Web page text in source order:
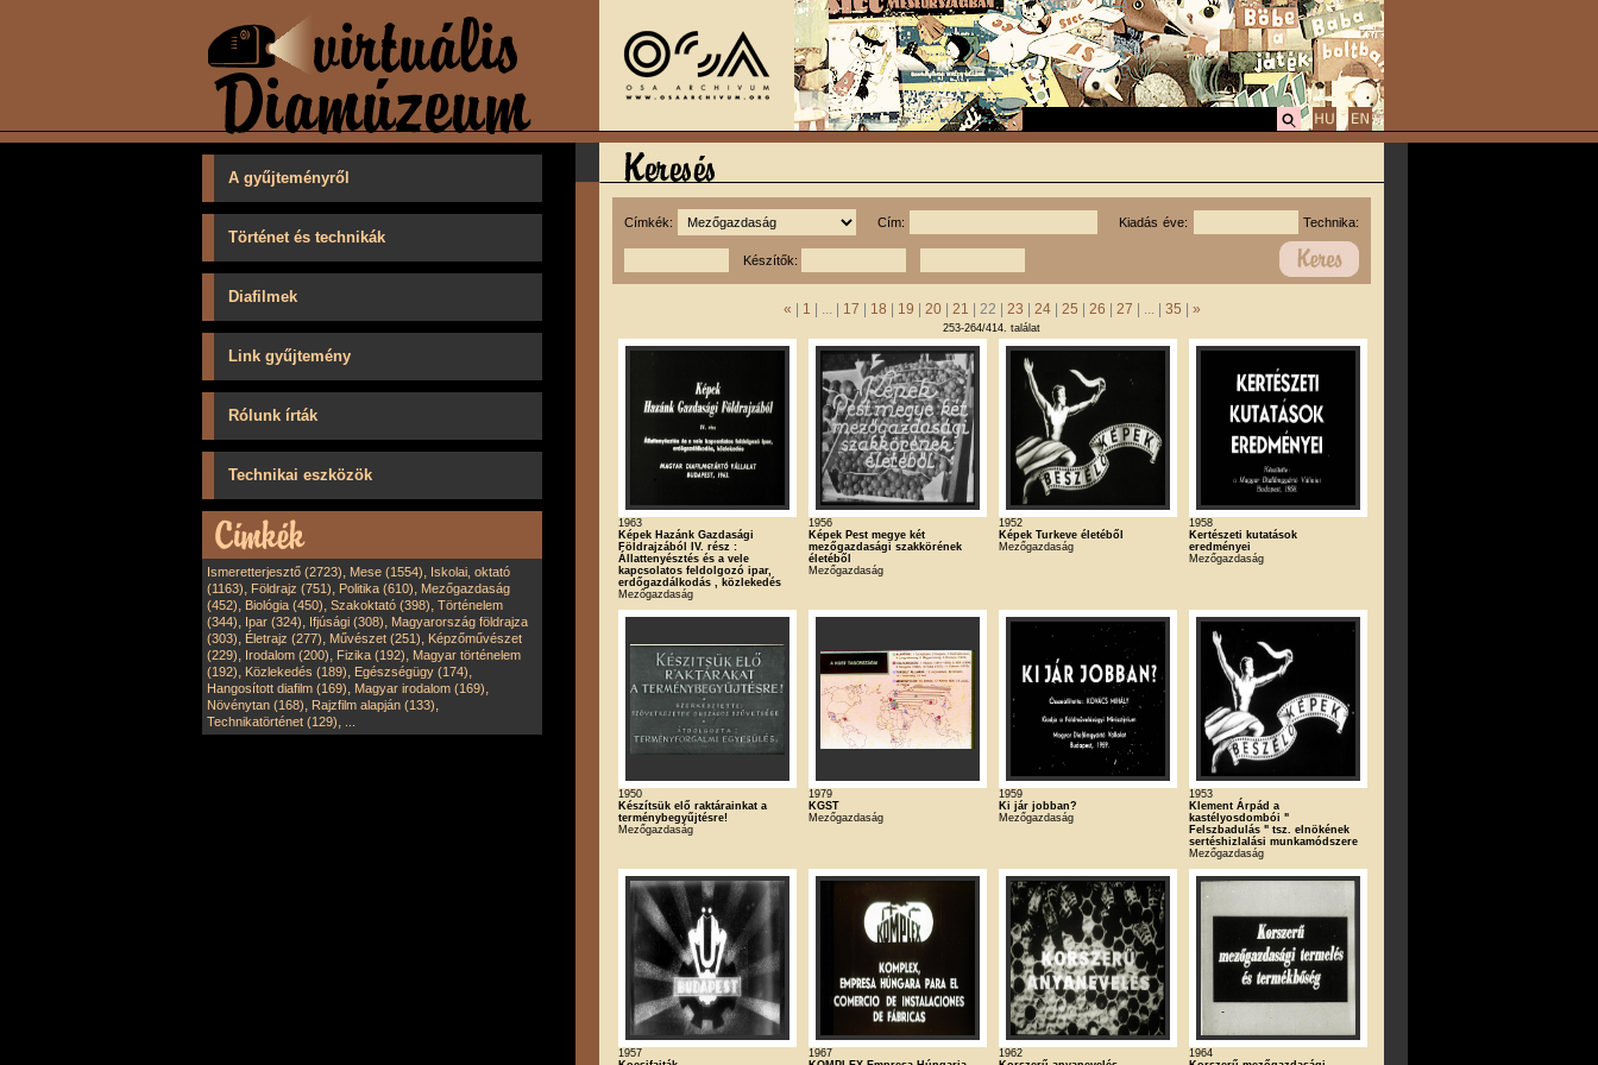
A gyűjteményről
Történet és technikák
Diafilmek
Link gyűjtemény
Rólunk írták
Technikai eszközök
Ismeretterjesztő (2723), Mese (1554), Iskolai, oktató
(1163), Földrajz (751), Politika (610), Mezőgazdaság
(452), Biológia (450), Szakoktató (398), Történelem
(344), Ipar (324), Ifjúsági (308), Magyarország földrajza
(303), Életrajz (277), Művészet (251), Képzőművészet
(229), Irodalom (200), Fizika (192), Magyar történelem
(192), Közlekedés (189), Egészségügy (174),
Hangosított diafilm (169), Magyar irodalom (169),
Növénytan (168), Rajzfilm alapján (133),
Technikatörténet (129),
Címkék: Cím: Kiadás éve: Technika:
Készítők:
« | 1 | ... | 17 | 18 | 19 | 20| 21 | 22 | 23 | 24| 25 | 26 | 27 | ... | 35 | »
253-264/414. találat
1963
Képek Hazánk Gazdasági
Földrajzából IV. rész :
Állattenyésztés és a vele
kapcsolatos feldolgozó ipar,
erdőgazdálkodás , közlekedés
Mezőgazdaság
1956
Képek Pest megye két
mezőgazdasági szakkörének
életéből
Mezőgazdaság
1952
Képek Turkeve életéből
Mezőgazdaság
1958
Kertészeti kutatások
eredményei
Mezőgazdaság
1950
Készítsük elő raktárainkat a
terménybegyűjtésre!
Mezőgazdaság
1979
KGST
Mezőgazdaság
1959
Ki jár jobban?
Mezőgazdaság
1953
Klement Árpád a
kastélyosdombói "
Felszbadulás " tsz. elnökének
sertéshizlalási munkamódszere
Mezőgazdaság
1957
1967
1962
1964